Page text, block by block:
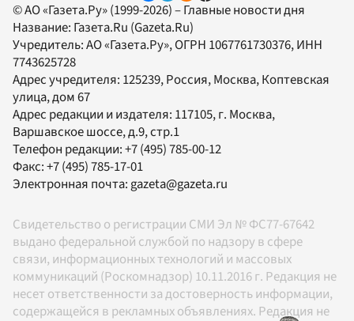
© АО «Газета.Ру» (1999-2026) – Главные новости дня
Название: Газета.Ru (Gazeta.Ru)
Учредитель:АО «Газета.Ру», ОГРН 1067761730376, ИНН
7743625728
Адрес учредителя: 125239, Россия, Москва, Коптевская
улица, дом 67
Адрес редакции и издателя: 117105, г. Москва,
Варшавское шоссе, д.9, стр.1
Телефон редакции:+7 (495) 785-00-12
Факс:+7 (495) 785-17-01
Электронная почта:gazeta@gazeta.ru
Свидетельство о регистрации СМИ Эл № ФС77-67642
выдано федеральной службой по надзору в сфере
связи, информационных технологий и массовых
коммуникаций (Роскомнадзор) 10.11.2016 г. Редакция не
несет ответственности за достоверность информации,
содержащейся в рекламных объявлениях. Редакция не